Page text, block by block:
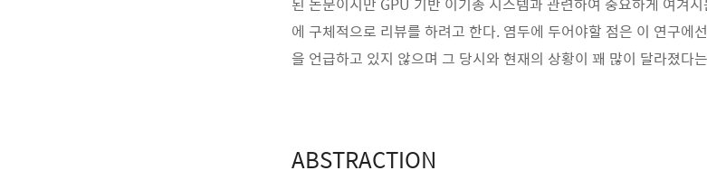
에 구체적으로 리뷰를 하려고 한다. 염두에 두어야할 점은 이 연구에
을 언급하고 있지 않으며 그 당시와 현재의 상황이 꽤 많이 달라졌다
ABSTRACTION